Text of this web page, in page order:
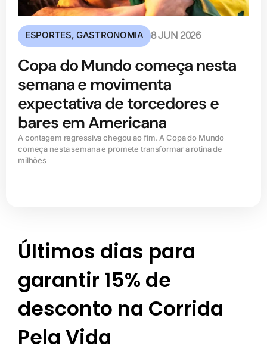
ESPORTES,GASTRONOMIA 8 JUN 2026
Copa do Mundo começa nesta
semana e movimenta
expectativa de torcedores e
bares em Americana
A contagem regressiva chegou ao fim. A Copa do Mundo
começa nesta semana e promete transformar a rotina de
milhões
Últimos dias para
garantir 15% de
desconto na Corrida
Pela Vida